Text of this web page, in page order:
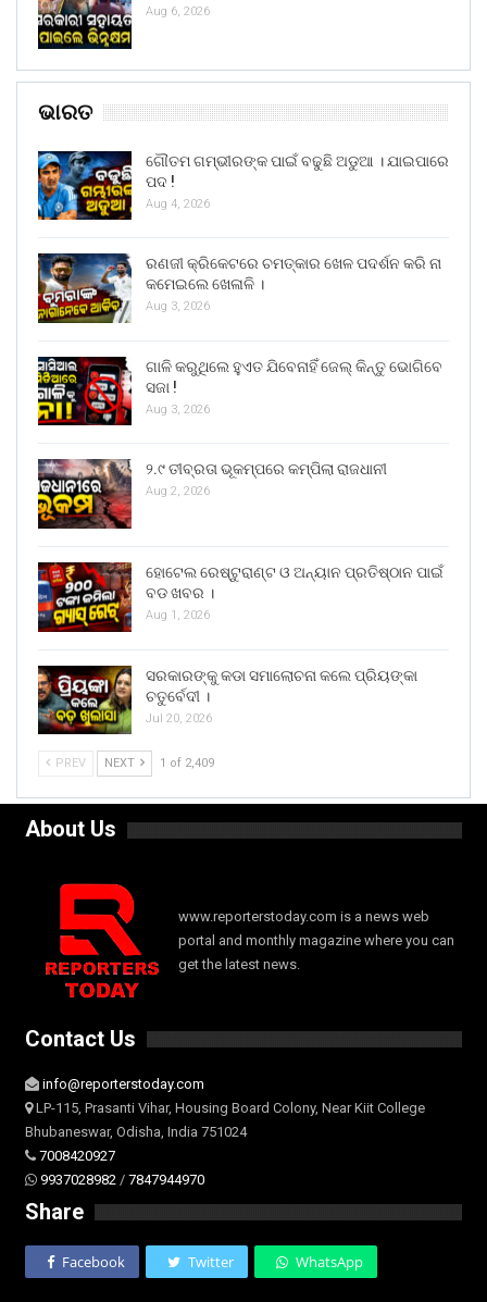
Aug 6, 2026
ଭାରତ
ଗୌତମ ଗମ୍ଭୀରଙ୍କ ପାଇଁ ବଢୁଛି ଅଡୁଆ । ଯାଇପାରେ
ପଦ !
Aug 4, 2026
ରଣଜୀ କ୍ରିକେଟରେ ଚମତ୍କାର ଖେଳ ପଦର୍ଶନ କରି ନା
କମେଇଲେ ଖେଳାଳି ।
Aug 3, 2026
ଗାଳି କରୁଥିଲେ ହୁଏତ ଯିବେନାହିଁ ଜେଲ୍ କିନ୍ତୁ ଭୋଗିବେ
ସଜା !
Aug 3, 2026
୨.୯ ତୀବ୍ରତା ଭୂକମ୍ପରେ କମ୍ପିଲା ରାଜଧାନୀ
Aug 2, 2026
ହୋଟେଲ ରେଷ୍ଟୁରାଣ୍ଟ ଓ ଅନ୍ୟାନ ପ୍ରତିଷ୍ଠାନ ପାଇଁ
ବଡ ଖବର ।
Aug 1, 2026
ସରକାରଙ୍କୁ କଡା ସମାଲୋଚନା କଲେ ପ୍ରିୟଙ୍କା
ଚତୁର୍ବେଦୀ ।
Jul 20, 2026
PREV NEXT 1 of 2,409
About Us
www.reporterstoday.com is a news web
portal and monthly magazine where you can
get the latest news.
Contact Us
info@reporterstoday.com
LP-115, Prasanti Vihar, Housing Board Colony, Near Kiit College
Bhubaneswar, Odisha, India 751024
7008420927
9937028982 / 7847944970
Share
Facebook Twitter WhatsApp